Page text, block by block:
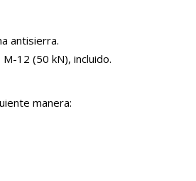
antisierra.
12 (50 kN), incluido.
manera: